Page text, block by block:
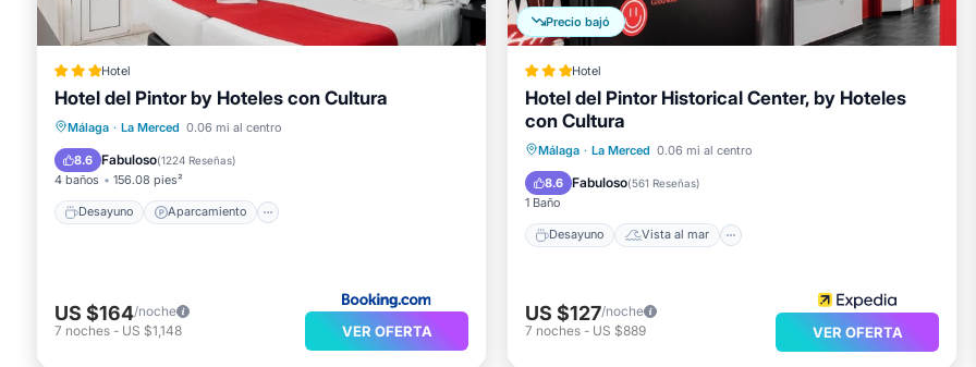
Hotel
Hotel del Pintor by Hoteles con Cultura
Málaga · La Merced 0.06 mi al centro
8.6 Fabuloso(1224 Reseñas)
4 baños 156.08 pies²
Desayuno Aparcamiento
Desayuno
Aparcamiento
Balcón/Terraza
US $164/noche
7 noches - US $1,148 VER OFERTA
Precio bajó
Hotel
Hotel del Pintor Historical Center, by Hoteles
con Cultura
Málaga · La Merced 0.06 mi al centro
8.6 Fabuloso(561 Reseñas)
1 Baño
Desayuno Vista al mar
Desayuno
Vista al mar
Balcón/Terraza
US $127/noche
7 noches - US $889 VER OFERTA